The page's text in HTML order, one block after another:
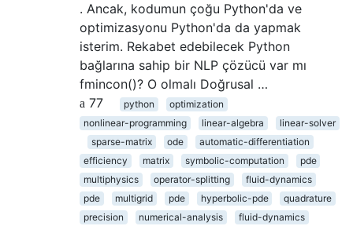
. Ancak, kodumun çoğu Python'da ve
optimizasyonu Python'da da yapmak
isterim. Rekabet edebilecek Python
bağlarına sahip bir NLP çözücü var mı
fmincon()? O olmalı Doğrusal …
77
python
optimization
nonlinear-programming
linear-algebra
linear-solver
sparse-matrix
ode
automatic-differentiation
efficiency
matrix symbolic-computation
pde
multiphysics
operator-splitting
fluid-dynamics
pde
multigrid pde hyperbolic-pde
quadrature
precision
numerical-analysis
fluid-dynamics